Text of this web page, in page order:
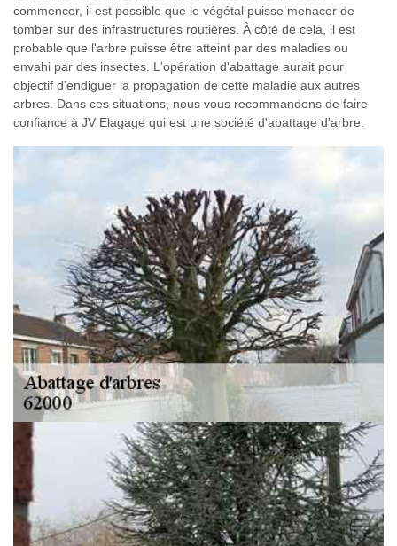
commencer, il est possible que le végétal puisse menacer de
tomber sur des infrastructures routières. À côté de cela, il est
probable que l'arbre puisse être atteint par des maladies ou
envahi par des insectes. L'opération d'abattage aurait pour
objectif d'endiguer la propagation de cette maladie aux autres
arbres. Dans ces situations, nous vous recommandons de faire
confiance à JV Elagage qui est une société d'abattage d'arbre.